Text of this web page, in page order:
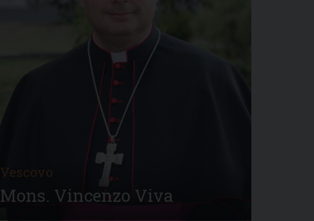
Vescovo
Mons. Vincenzo Viva